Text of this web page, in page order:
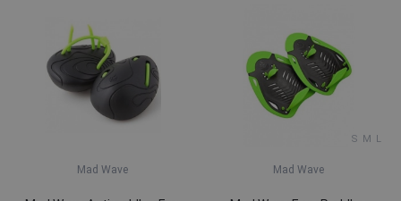
Mad Wave
S M L
Mad Wave